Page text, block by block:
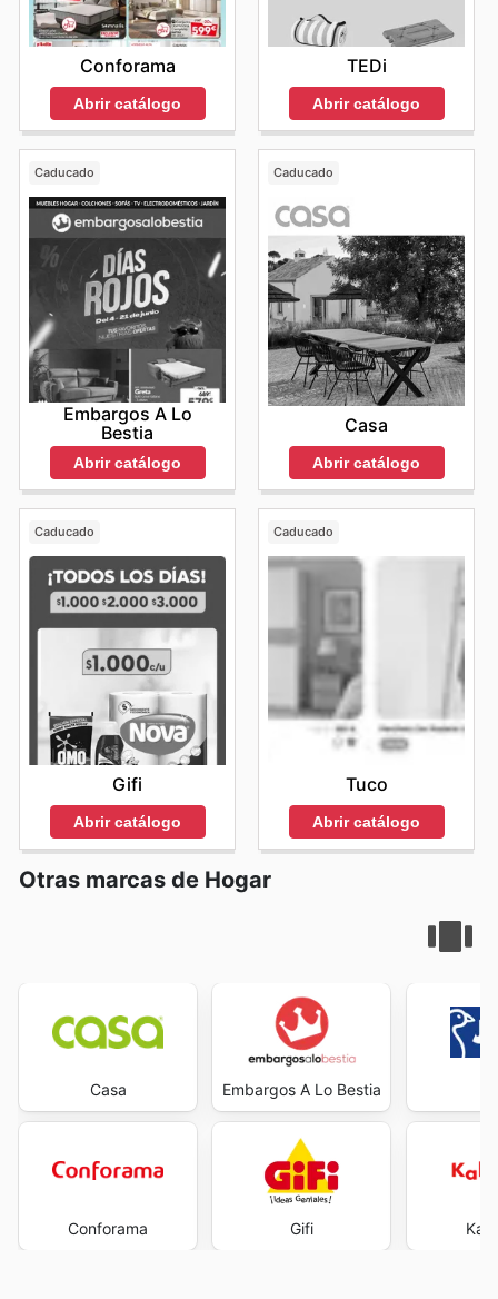
Conforama
Abrir catálogo
TEDi
Abrir catálogo
Caducado
Embargos A Lo
Bestia
Abrir catálogo
Caducado
Casa
Abrir catálogo
Caducado
Gifi
Abrir catálogo
Caducado
Tuco
Abrir catálogo
Otras marcas de Hogar
Casa
Conforama
Embargos A Lo Bestia
Gifi